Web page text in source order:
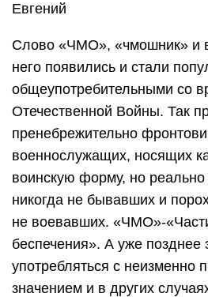
Евгений
Слово «ЧМО», «чмошник» и
него появились и стали
общеупотребительными со
Отечественной Войны. Так
пренебрежительно
военнослужащих, носящих
воинскую форму, но
никогда не бывавших и
не воевавших. «ЧМО»-
беспечения». А уже позднее
употребляться с неизменно
значением и в других